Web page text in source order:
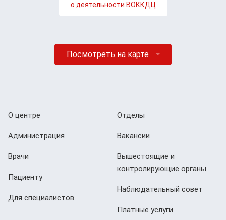
о деятельности ВОККДЦ
Посмотреть на карте
О центре
Администрация
Врачи
Пациенту
Для специалистов
Отделы
Вакансии
Вышестоящие и
контролирующие органы
Наблюдательный совет
Платные услуги